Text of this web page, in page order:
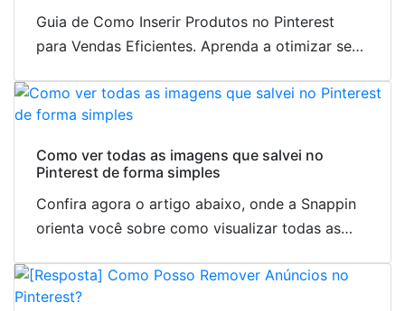
Guia de Como Inserir Produtos no Pinterest
para Vendas Eficientes. Aprenda a otimizar seu
Pinterest.
Como ver todas as imagens que salvei no
Pinterest de forma simples
Confira agora o artigo abaixo, onde a Snappin
orienta você sobre como visualizar todas as
simples, junto com dicas para uma gestão
eficiente.